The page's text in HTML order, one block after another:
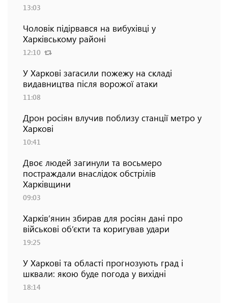
13:03
Чоловік підірвався на вибухівці у
Харківському районі
12:10
У Харкові загасили пожежу на складі
видавництва після ворожої атаки
11:08
Дрон росіян влучив поблизу станції метро у
Харкові
10:41
Двоє людей загинули та восьмеро
постраждали внаслідок обстрілів
Харківщини
09:03
Харків’янин збирав для росіян дані про
військові об’єкти та коригував удари
19:25
У Харкові та області прогнозують град і
шквали: якою буде погода у вихідні
18:14